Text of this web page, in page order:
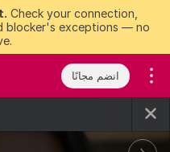
Check your connection,
blocker's exceptions — no
انضم مجانًا